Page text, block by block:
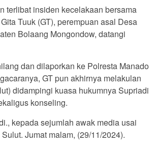
terlibat insiden kecelakaan bersama
Tuuk (GT), perempuan asal Desa
Bolaang Mongondow, datangi
dan dilaporkan ke Polresta Manado
GT pun akhirnya melakulan
didampingi kuasa hukumnya Supriadi
konseling.
kepada sejumlah awak media usai
Jumat malam, (29/11/2024).